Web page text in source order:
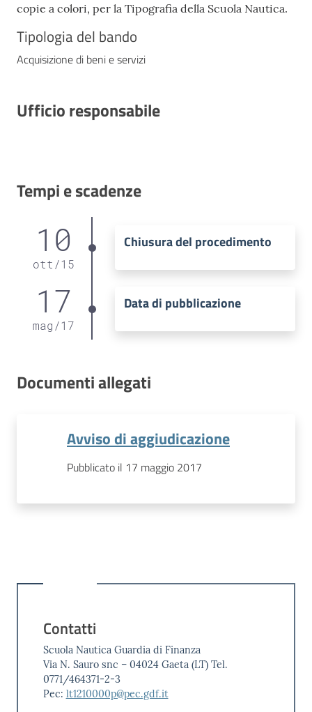
copie a colori, per la Tipografia della Scuola Nautica.
Tipologia del bando
Acquisizione di beni e servizi
Ufficio responsabile
Tempi e scadenze
10
ott /15
Chiusura del procedimento
17
mag /17
Data di pubblicazione
Documenti allegati
Avviso di aggiudicazione
Pubblicato il 17 maggio 2017
Contatti
Scuola Nautica Guardia di Finanza
Via N. Sauro snc – 04024 Gaeta (LT) Tel.
0771/464371-2-3
Pec: lt1210000p@pec.gdf.it